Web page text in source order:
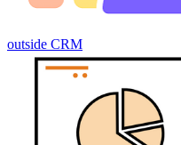
outside CRM